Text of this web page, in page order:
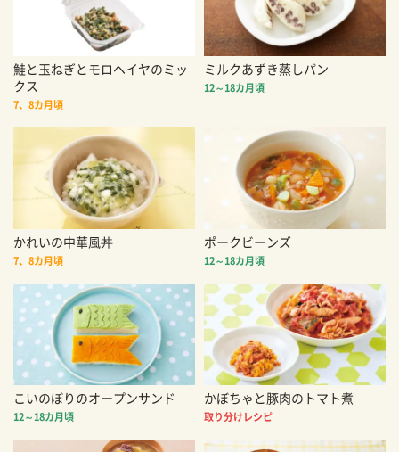
鮭と玉ねぎとモロヘイヤのミッ
クス
7、8カ月頃
ミルクあずき蒸しパン
12～18カ月頃
かれいの中華風丼
7、8カ月頃
ポークビーンズ
12～18カ月頃
こいのぼりのオープンサンド
12～18カ月頃
かぼちゃと豚肉のトマト煮
取り分けレシピ